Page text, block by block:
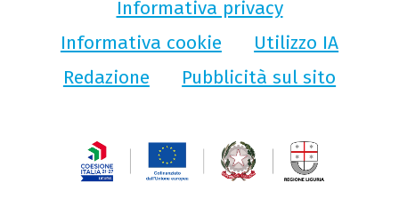
Informativa privacy
Informativa cookie
Utilizzo IA
Redazione
Pubblicità sul sito